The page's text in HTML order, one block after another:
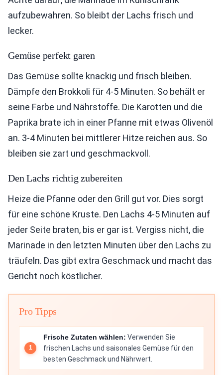
aufzubewahren. So bleibt der Lachs frisch und
lecker.
Gemüse perfekt garen
Das Gemüse sollte knackig und frisch bleiben.
Dämpfe den Brokkoli für 4-5 Minuten. So behält er
seine Farbe und Nährstoffe. Die Karotten und die
Paprika brate ich in einer Pfanne mit etwas Olivenöl
an. 3-4 Minuten bei mittlerer Hitze reichen aus. So
bleiben sie zart und geschmackvoll.
Den Lachs richtig zubereiten
Heize die Pfanne oder den Grill gut vor. Dies sorgt
für eine schöne Kruste. Den Lachs 4-5 Minuten auf
jeder Seite braten, bis er gar ist. Vergiss nicht, die
Marinade in den letzten Minuten über den Lachs zu
träufeln. Das gibt extra Geschmack und macht das
Gericht noch köstlicher.
Pro Tipps
Frische Zutaten wählen: Verwenden Sie
frischen Lachs und saisonales Gemüse für den
besten Geschmack und Nährwert.